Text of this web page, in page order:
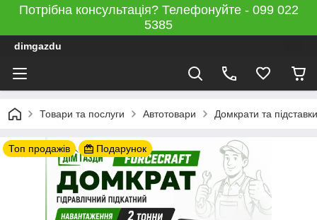
Потрібна консультація? Телефонуйте - 099 022
5385
dimgazdu
Товари та послуги Автотовари Домкрати та підставки
Топ продажів Подарунок